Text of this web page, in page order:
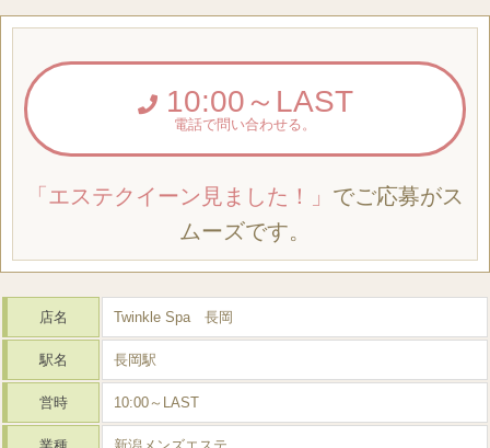
10:00～LAST
電話で問い合わせる。
「エステクイーン見ました！」 でご応募がス
ムーズです。
店名 Twinkle Spa 長岡
駅名 長岡駅
営時 10:00～LAST